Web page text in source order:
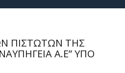
ΠΙΣΤΩΤΩΝ ΤΗΣ
Α.Ε” ΥΠΟ